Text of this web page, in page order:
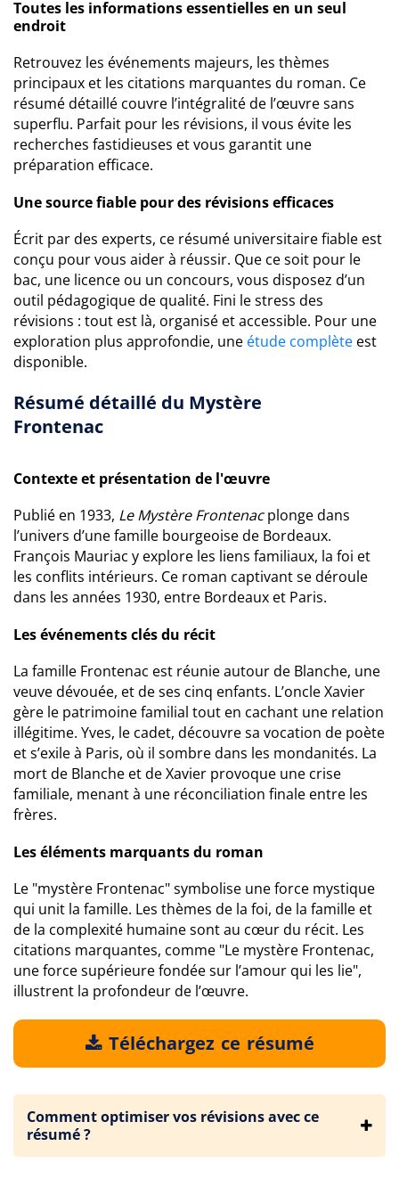
Toutes les informations essentielles en un seul
endroit
Retrouvez les événements majeurs, les thèmes
principaux et les citations marquantes du roman. Ce
résumé détaillé couvre l’intégralité de l’œuvre sans
superflu. Parfait pour les révisions, il vous évite les
recherches fastidieuses et vous garantit une
préparation efficace.
Une source fiable pour des révisions efficaces
Écrit par des experts, ce résumé universitaire fiable est
conçu pour vous aider à réussir. Que ce soit pour le
bac, une licence ou un concours, vous disposez d’un
outil pédagogique de qualité. Fini le stress des
révisions : tout est là, organisé et accessible. Pour une
exploration plus approfondie, une étude complète est
disponible.
Résumé détaillé du Mystère
Frontenac
Contexte et présentation de l'œuvre
Publié en 1933, Le Mystère Frontenacplonge dans
l’univers d’une famille bourgeoise de Bordeaux.
François Mauriac y explore les liens familiaux, la foi et
les conflits intérieurs. Ce roman captivant se déroule
dans les années 1930, entre Bordeaux et Paris.
Les événements clés du récit
La famille Frontenac est réunie autour de Blanche, une
veuve dévouée, et de ses cinq enfants. L’oncle Xavier
gère le patrimoine familial tout en cachant une relation
illégitime. Yves, le cadet, découvre sa vocation de poète
et s’exile à Paris, où il sombre dans les mondanités. La
mort de Blanche et de Xavier provoque une crise
familiale, menant à une réconciliation finale entre les
frères.
Les éléments marquants du roman
Le "mystère Frontenac" symbolise une force mystique
qui unit la famille. Les thèmes de la foi, de la famille et
de la complexité humaine sont au cœur du récit. Les
citations marquantes, comme "Le mystère Frontenac,
une force supérieure fondée sur l’amour qui les lie",
illustrent la profondeur de l’œuvre.
Téléchargez ce résumé
Comment optimiser vos révisions avec ce
résumé ?